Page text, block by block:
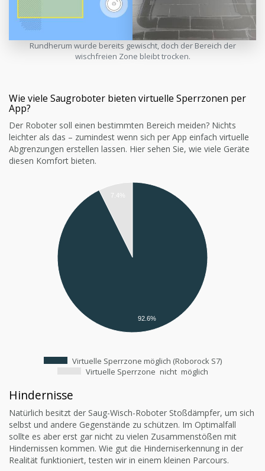
Rundherum wurde bereits gewischt, doch der Bereich der
wischfreien Zone bleibt trocken.
Wie viele Saugroboter bieten virtuelle Sperrzonen per
App?
Der Roboter soll einen bestimmten Bereich meiden? Nichts
leichter als das – zumindest wenn sich per App einfach virtuelle
Abgrenzungen erstellen lassen. Hier sehen Sie, wie viele Geräte
diesen Komfort bieten.
7.4%
92.6%
Virtuelle Sperrzone möglich (Roborock S7)
Virtuelle Sperrzone nicht möglich
Hindernisse
Natürlich besitzt der Saug-Wisch-Roboter Stoßdämpfer, um sich
selbst und andere Gegenstände zu schützen. Im Optimalfall
sollte es aber erst gar nicht zu vielen Zusammenstößen mit
Hindernissen kommen. Wie gut die Hinderniserkennung in der
Realität funktioniert, testen wir in einem kleinen Parcours.